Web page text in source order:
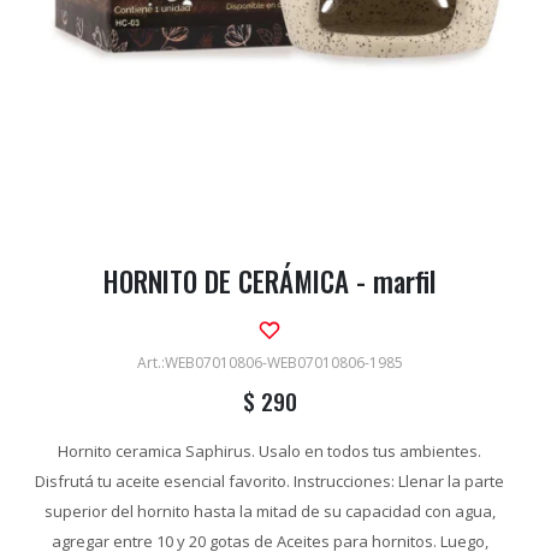
HORNITO DE CERÁMICA - marfil
WEB07010806-WEB07010806-1985
$ 290
Hornito ceramica Saphirus. Usalo en todos tus ambientes.
Disfrutá tu aceite esencial favorito. Instrucciones: Llenar la parte
superior del hornito hasta la mitad de su capacidad con agua,
agregar entre 10 y 20 gotas de Aceites para hornitos. Luego,